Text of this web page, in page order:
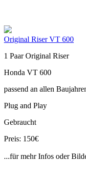
Original Riser VT 600
1 Paar Original Riser
Honda VT 600
passend an allen
Plug and Play
Gebraucht
Preis: 150€
...für mehr Infos oder